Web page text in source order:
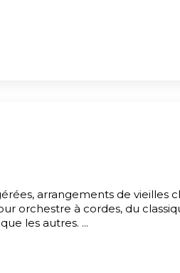
arrangements de vieilles
orchestre à cordes, du
les autres. ...